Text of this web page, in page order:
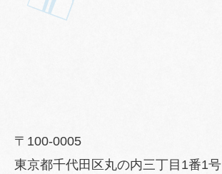
〒100-0005
東京都千代田区丸の内三丁目1番1号